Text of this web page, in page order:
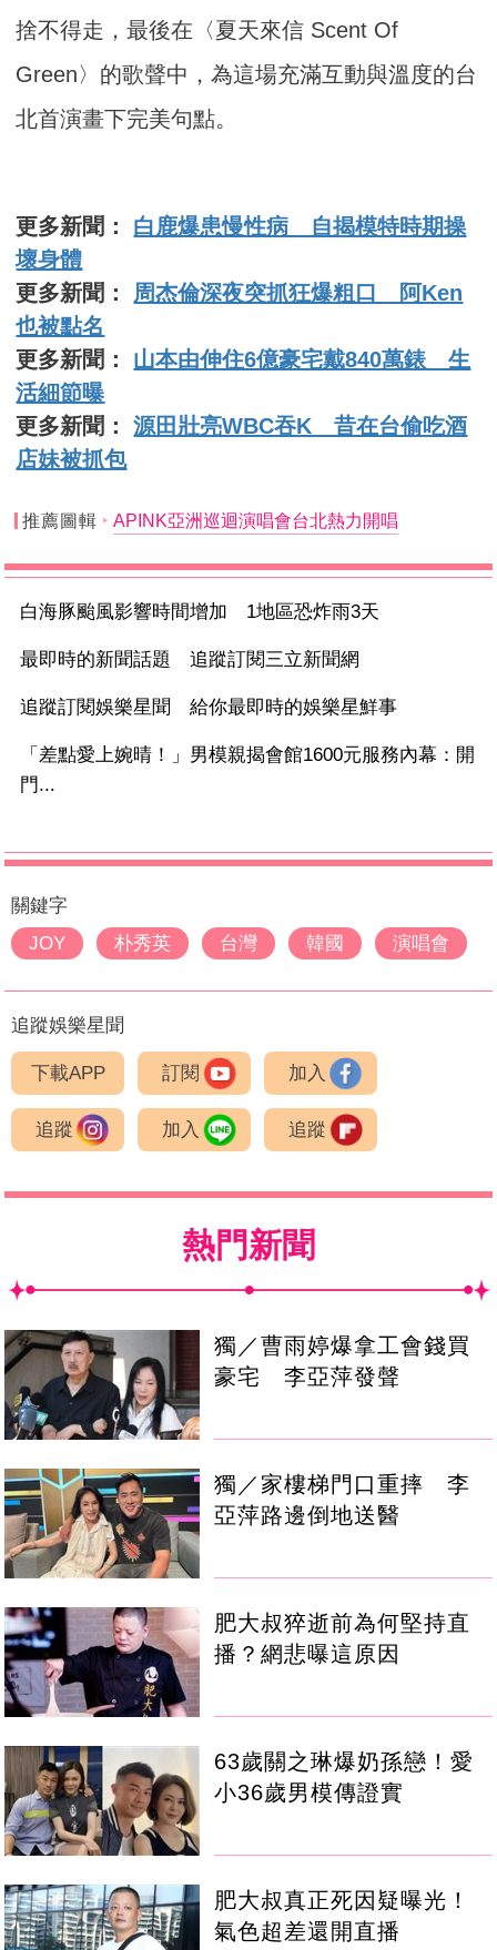
捨不得走，最後在〈夏天來信 Scent Of
Green〉的歌聲中，為這場充滿互動與溫度的台
北首演畫下完美句點。
更多新聞： 白鹿爆患慢性病 自揭模特時期操
壞身體
更多新聞： 周杰倫深夜突抓狂爆粗口 阿Ken
也被點名
更多新聞： 山本由伸住6億豪宅戴840萬錶 生
活細節曝
更多新聞：源田壯亮WBC吞K 昔在台偷吃酒
店妹被抓包
推薦圖輯 APINK亞洲巡迴演唱會台北熱力開唱
白海豚颱風影響時間增加 1地區恐炸雨3天
最即時的新聞話題 追蹤訂閱三立新聞網
追蹤訂閱娛樂星聞 給你最即時的娛樂星鮮事
「差點愛上婉晴！」男模親揭會館1600元服務內幕：開
門...
關鍵字
JOY
朴秀英 台灣 韓國 演唱會
追蹤娛樂星聞
下載APP 訂閱 加入
追蹤 加入 追蹤
熱門新聞
獨／曹雨婷爆拿工會錢買
豪宅 李亞萍發聲
獨／家樓梯門口重摔 李
亞萍路邊倒地送醫
肥大叔猝逝前為何堅持直
播？網悲曝這原因
63歲關之琳爆奶孫戀！愛
小36歲男模傳證實
肥大叔真正死因疑曝光！
氣色超差還開直播